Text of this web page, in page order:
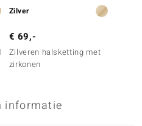
Zilver
€ 69,-
Zilveren halsketting met
zirkonen
informatie